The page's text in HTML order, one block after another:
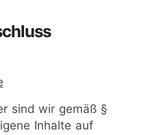
sind wir gemäß §
Inhalte auf